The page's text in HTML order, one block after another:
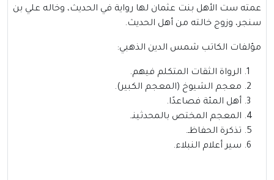
عمته ست الأهل بنت عثمان لها رواية في الحديث، وخاله علي بن
سنجر، وزوج خالته من أهل الحديث.
مؤلفات الكاتب شمس الدين الذهبي:
الرواة الثقات المتكلم فيهم.
معجم الشيوخ (المعجم الكبير).
أهل المئة فصاعدًا.
المعجم المختص بالمحدثينـ.
تذكرة الحفاظـ.
سير أعلام النبلاء.